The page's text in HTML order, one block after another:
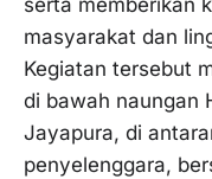
serta memberikan
masyarakat dan
Kegiatan tersebut
di bawah naungan
Jayapura, di
penyelenggara,